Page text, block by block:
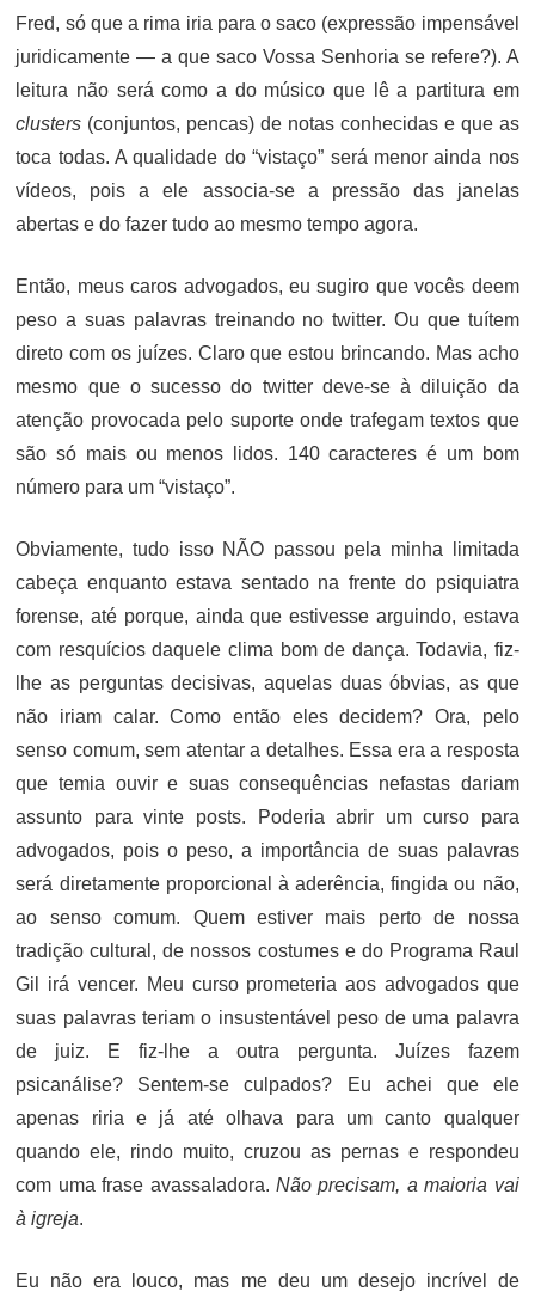
Fred, só que a rima iria para o saco (expressão impensável
juridicamente — a que saco Vossa Senhoria se refere?). A
leitura não será como a do músico que lê a partitura em
clusters (conjuntos, pencas) de notas conhecidas e que as
toca todas. A qualidade do “vistaço” será menor ainda nos
vídeos, pois a ele associa-se a pressão das janelas
abertas e do fazer tudo ao mesmo tempo agora.
Então, meus caros advogados, eu sugiro que vocês deem
peso a suas palavras treinando no twitter. Ou que tuítem
direto com os juízes. Claro que estou brincando. Mas acho
mesmo que o sucesso do twitter deve-se à diluição da
atenção provocada pelo suporte onde trafegam textos que
são só mais ou menos lidos. 140 caracteres é um bom
número para um “vistaço”.
Obviamente, tudo isso NÃO passou pela minha limitada
cabeça enquanto estava sentado na frente do psiquiatra
forense, até porque, ainda que estivesse arguindo, estava
com resquícios daquele clima bom de dança. Todavia, fiz-
lhe as perguntas decisivas, aquelas duas óbvias, as que
não iriam calar. Como então eles decidem? Ora, pelo
senso comum, sem atentar a detalhes. Essa era a resposta
que temia ouvir e suas consequências nefastas dariam
assunto para vinte posts. Poderia abrir um curso para
advogados, pois o peso, a importância de suas palavras
será diretamente proporcional à aderência, fingida ou não,
ao senso comum. Quem estiver mais perto de nossa
tradição cultural, de nossos costumes e do Programa Raul
Gil irá vencer. Meu curso prometeria aos advogados que
suas palavras teriam o insustentável peso de uma palavra
de juiz. E fiz-lhe a outra pergunta. Juízes fazem
psicanálise? Sentem-se culpados? Eu achei que ele
apenas riria e já até olhava para um canto qualquer
quando ele, rindo muito, cruzou as pernas e respondeu
com uma frase avassaladora. Não precisam, a maioria vai
à igreja.
Eu não era louco, mas me deu um desejo incrível de